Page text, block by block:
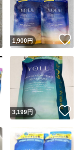
いいね！
1,900円
いいね！
3,199円